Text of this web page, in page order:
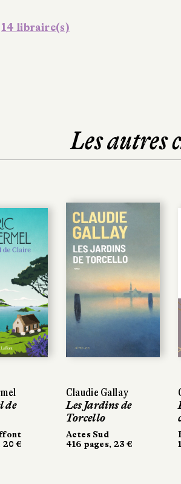
14 libraire(s)
Les autres
de
20 €
Claudie Gallay
Les Jardins de
Torcello
Actes Sud
416 pages, 23 €
Claudie Gallay
Les Jardins de
Torcello
Actes Sud
416 pages, 23 €